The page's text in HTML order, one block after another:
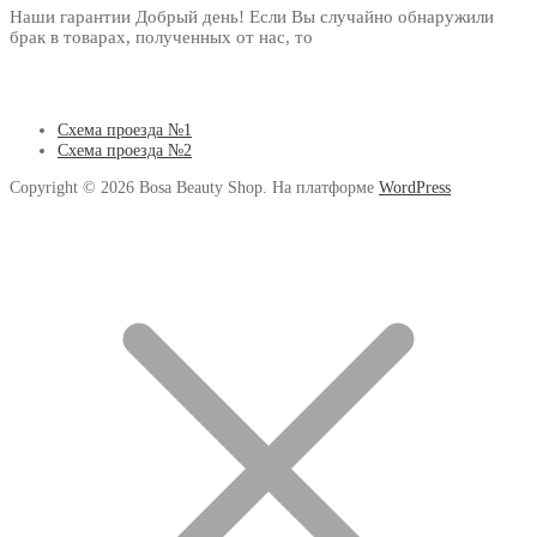
Наши гарантии Добрый день! Если Вы случайно обнаружили
брак в товарах, полученных от нас, то
Схема проезда №1
Схема проезда №2
Copyright © 2026 Bosa Beauty Shop. На платформе WordPress